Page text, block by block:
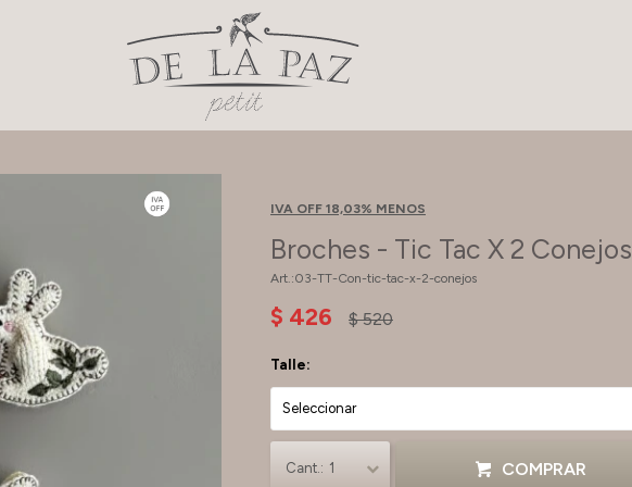
IVA OFF 18,03% MENOS
Broches - Tic Tac X 2 Conejos
03-TT-Con-tic-tac-x-2-conejos
$ 426 $ 520
Talle:
1 COMPRAR